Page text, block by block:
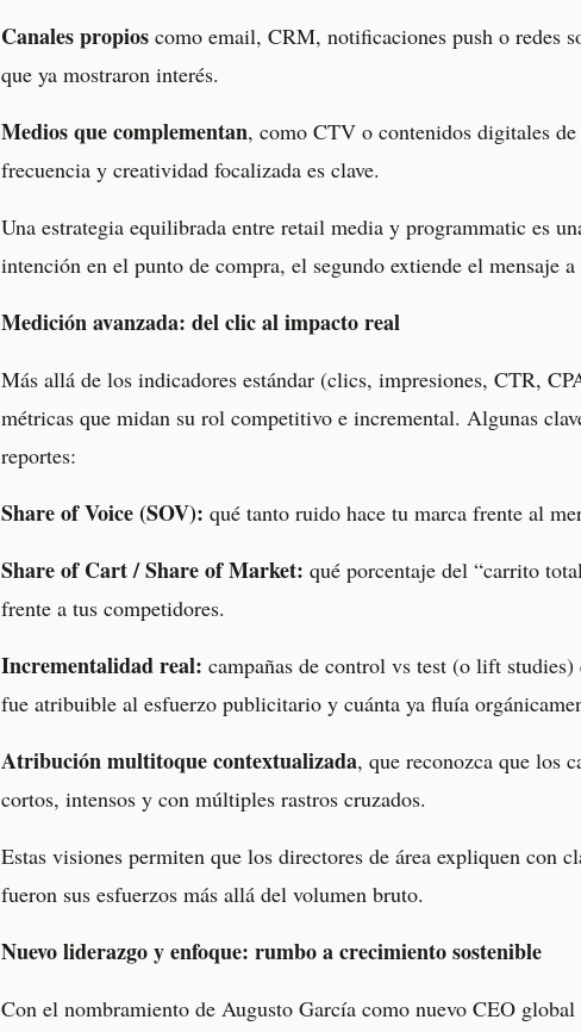
Canales propios como email, CRM, notificaciones push o redes
que ya mostraron interés.
Medios que complementan, como CTV o contenidos digitales
frecuencia y creatividad focalizada es clave.
Una estrategia equilibrada entre retail media y programmatic es
intención en el punto de compra, el segundo extiende el mensaje a
Medición avanzada: del clic al impacto real
Más allá de los indicadores estándar (clics, impresiones, CTR,
métricas que midan su rol competitivo e incremental. Algunas
reportes:
Share of Voice (SOV): qué tanto ruido hace tu marca frente al
Share of Cart / Share of Market: qué porcentaje del “carrito
frente a tus competidores.
Incrementalidad real: campañas de control vs test (o lift
fue atribuible al esfuerzo publicitario y cuánta ya fluía
Atribución multitoque contextualizada, que reconozca que los
cortos, intensos y con múltiples rastros cruzados.
Estas visiones permiten que los directores de área expliquen con
fueron sus esfuerzos más allá del volumen bruto.
Nuevo liderazgo y enfoque: rumbo a crecimiento sostenible
Con el nombramiento de Augusto García como nuevo CEO